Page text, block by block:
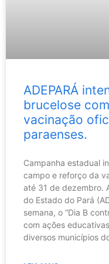
ADEPARÁ
brucelose
vacinação
paraenses.
Campanha estadual
campo e reforço da
até 31 de dezembro.
do Estado do Pará
semana, o “Dia B
com ações
diversos municípios